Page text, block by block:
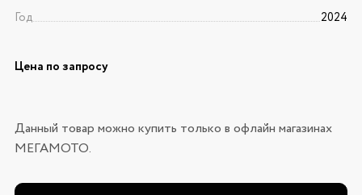
Год
2024
Цена по запросу
Данный товар можно купить только в офлайн магазинах
МЕГАМОТО.